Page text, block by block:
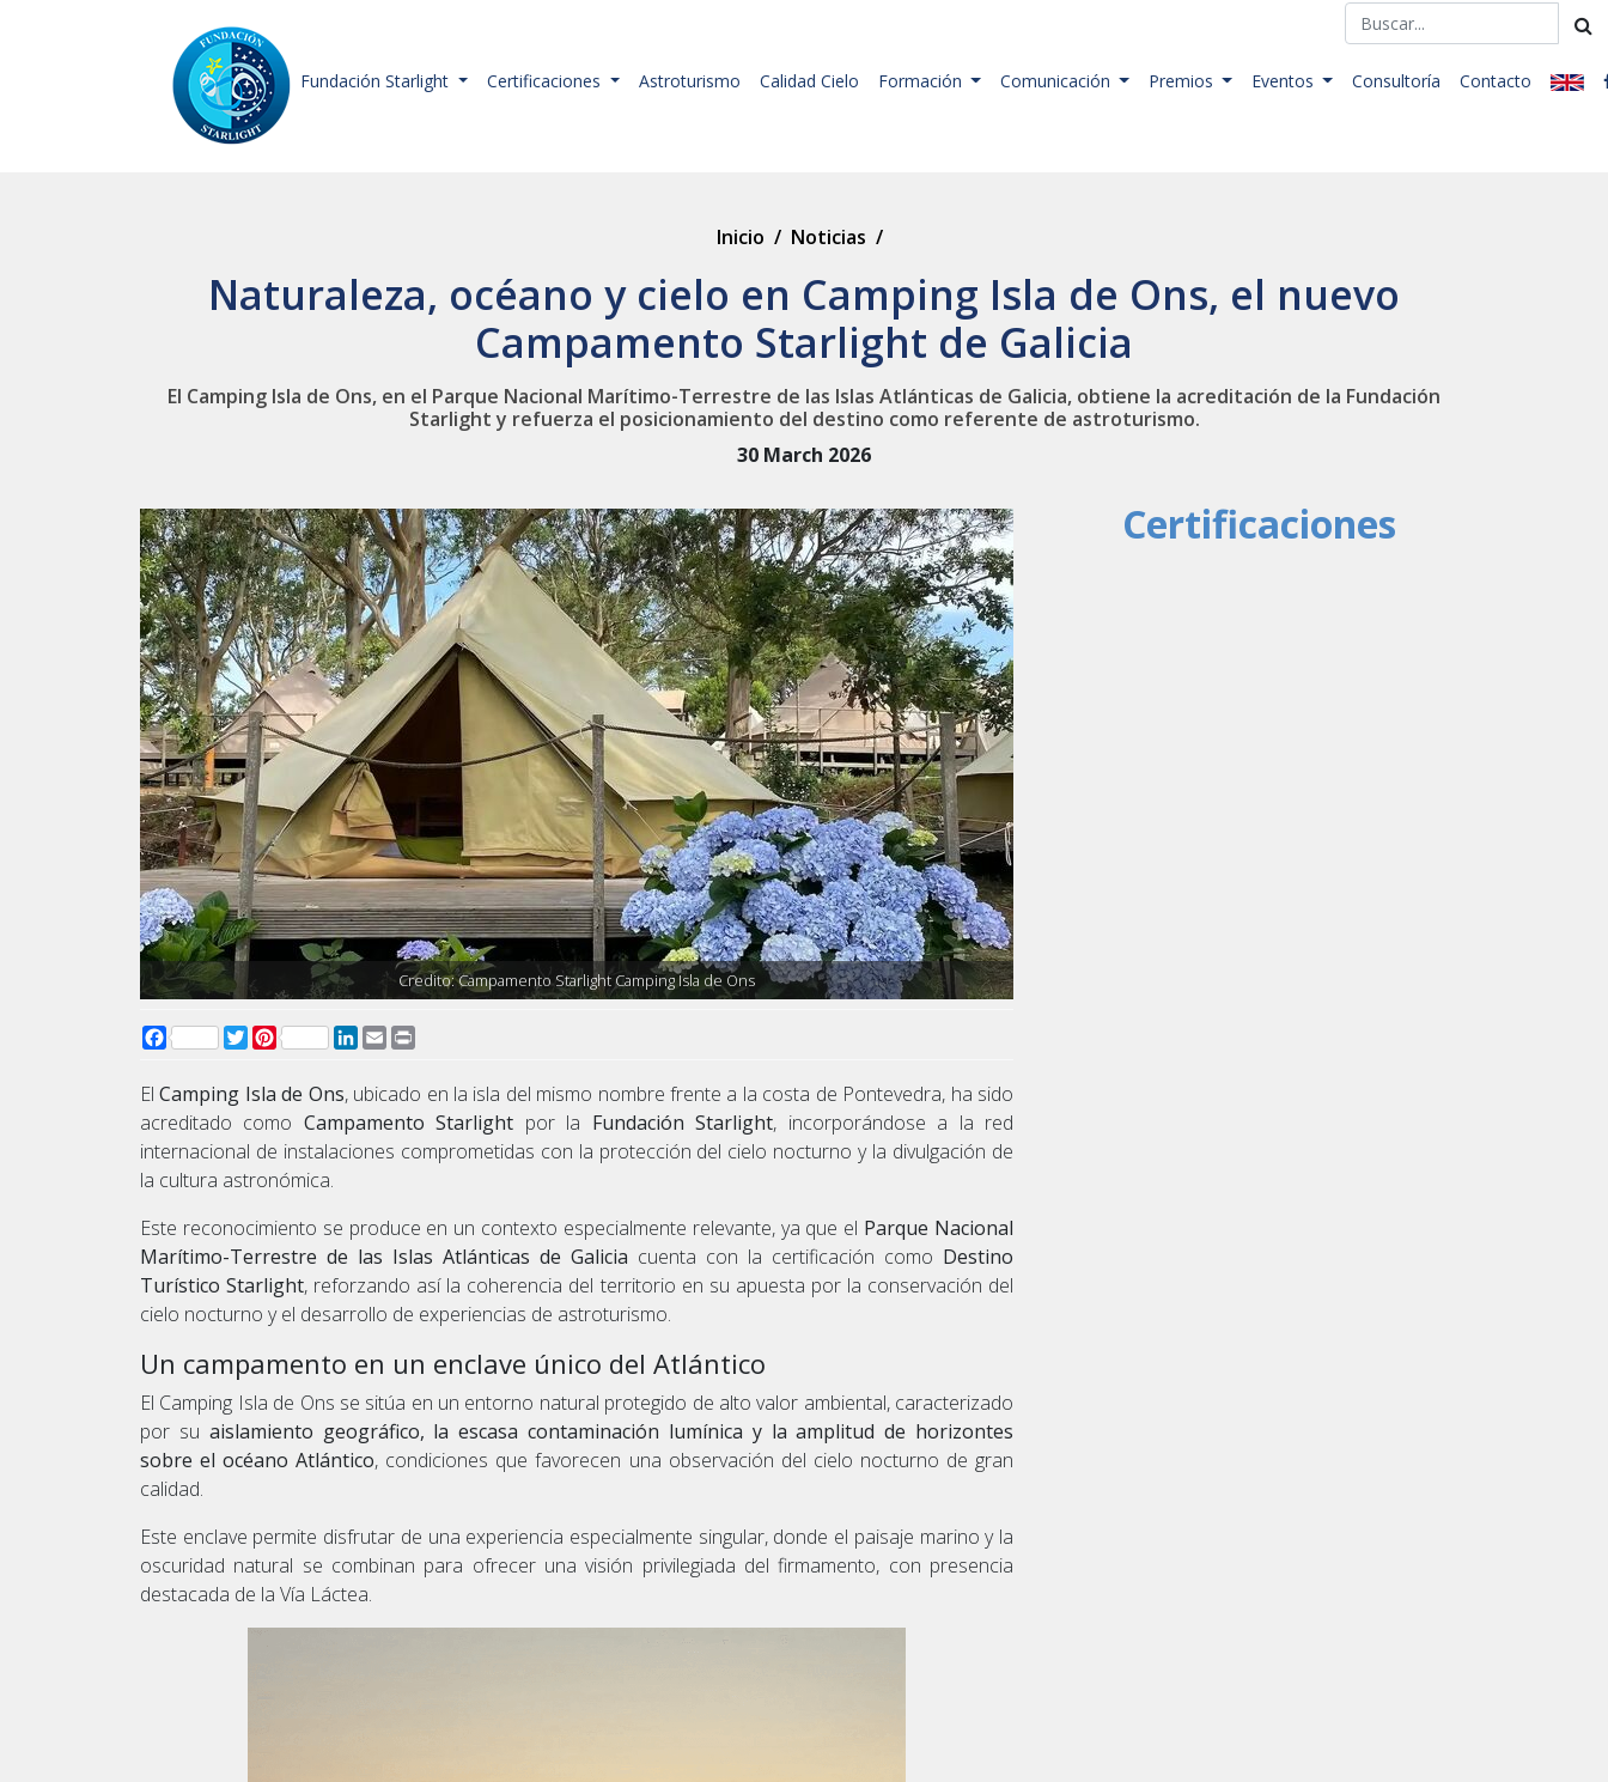
Fundación Starlight Certificaciones Astroturismo Calidad Cielo Formación Comunicación Premios Eventos Consultoría Contacto
Inicio / Noticias /
Naturaleza, océano y cielo en Camping Isla de Ons, el nuevo
Campamento Starlight de Galicia
El Camping Isla de Ons, en el Parque Nacional Marítimo-Terrestre de las Islas Atlánticas de Galicia, obtiene la acreditación de la Fundación
Starlight y refuerza el posicionamiento del destino como referente de astroturismo.
30 March 2026
Credito: Campamento Starlight Camping Isla de Ons
FacebookTwitterPinterest LinkedIn
Email
ElCamping Isla de Ons, ubicado en la isla del mismo nombre frente a la costa de Pontevedra, ha sido
acreditado como Campamento Starlight por la Fundación Starlight, incorporándose a la red
internacional de instalaciones comprometidas con la protección del cielo nocturno y la divulgación de
la cultura astronómica.
Este reconocimiento se produce en un contexto especialmente relevante, ya que el Parque Nacional
Marítimo-Terrestre de las Islas Atlánticas de Galicia cuenta con la certificación como Destino
Turístico Starlight, reforzando así la coherencia del territorio en su apuesta por la conservación del
cielo nocturno y el desarrollo de experiencias de astroturismo.
Un campamento en un enclave único del Atlántico
El Camping Isla de Ons se sitúa en un entorno natural protegido de alto valor ambiental, caracterizado
por su aislamiento geográfico, la escasa contaminación lumínica y la amplitud de horizontes
sobre el océano Atlántico, condiciones que favorecen una observación del cielo nocturno de gran
calidad.
Este enclave permite disfrutar de una experiencia especialmente singular, donde el paisaje marino y la
oscuridad natural se combinan para ofrecer una visión privilegiada del firmamento, con presencia
destacada de la Vía Láctea.
Certificaciones